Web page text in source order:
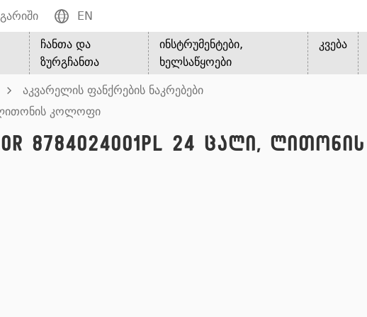
EN
ჩანთა და
ზურგჩანთა
ინსტრუმენტები,
ხელსაწყოები
კვება
აკვარელის ფანქრების ნაკრებები
ლითონის კოლოფი
8784024001PL 24 ცალი,